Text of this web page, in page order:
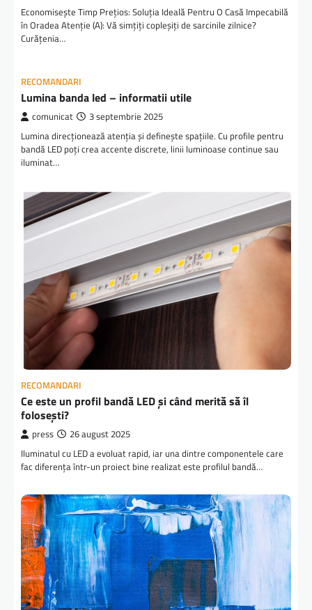
Economisește Timp Prețios: Soluția Ideală Pentru O Casă Impecabilă
în Oradea Atenție (A): Vă simțiți copleșiți de sarcinile zilnice?
Curățenia…
RECOMANDARI
Lumina banda led – informatii utile
comunicat 3 septembrie 2025
Lumina direcționează atenția și definește spațiile. Cu profile pentru
bandă LED poți crea accente discrete, linii luminoase continue sau
iluminat…
RECOMANDARI
Ce este un profil bandă LED și când merită să îl
folosești?
press 26 august 2025
Iluminatul cu LED a evoluat rapid, iar una dintre componentele care
fac diferența într-un proiect bine realizat este profilul bandă…